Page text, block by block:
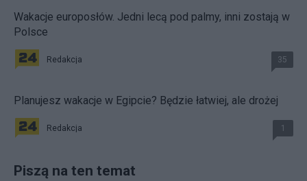
Wakacje europosłów. Jedni lecą pod palmy, inni zostają w
Polsce
Redakcja 35
Planujesz wakacje w Egipcie? Będzie łatwiej, ale drożej
Redakcja 1
Piszą na ten temat